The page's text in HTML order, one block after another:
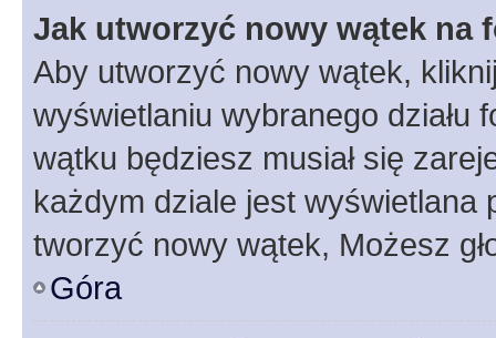
Jak utworzyć nowy wątek na
Aby utworzyć nowy wątek,
wyświetlaniu wybranego działu
wątku będziesz musiał się
każdym dziale jest wyświetlana
tworzyć nowy wątek, Możesz
Góra